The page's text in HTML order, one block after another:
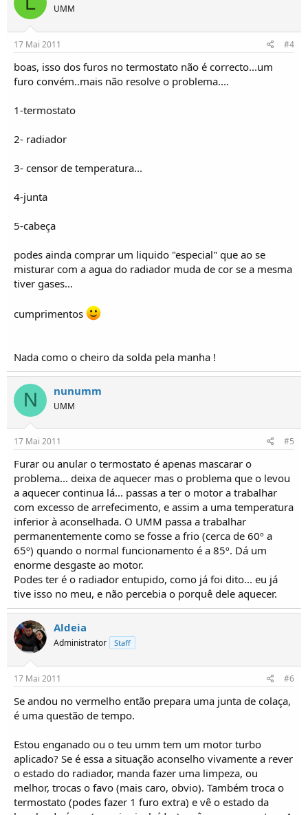
UMM
17 Mai 2011 #4
boas, isso dos furos no termostato não é correcto...um
furo convém..mais não resolve o problema....
1-termostato
2- radiador
3- censor de temperatura...
4-junta
5-cabeça
podes ainda comprar um liquido "especial" que ao se
misturar com a agua do radiador muda de cor se a mesma
tiver gases...
cumprimentos
Nada como o cheiro da solda pela manha !
N nunumm
UMM
17 Mai 2011 #5
Furar ou anular o termostato é apenas mascarar o
problema... deixa de aquecer mas o problema que o levou
a aquecer continua lá... passas a ter o motor a trabalhar
com excesso de arrefecimento, e assim a uma temperatura
inferior à aconselhada. O UMM passa a trabalhar
permanentemente como se fosse a frio (cerca de 60º a
65º) quando o normal funcionamento é a 85º. Dá um
enorme desgaste ao motor.
Podes ter é o radiador entupido, como já foi dito... eu já
tive isso no meu, e não percebia o porquê dele aquecer.
Aldeia
Administrator Staff
17 Mai 2011 #6
Se andou no vermelho então prepara uma junta de colaça,
é uma questão de tempo.
Estou enganado ou o teu umm tem um motor turbo
aplicado? Se é essa a situação aconselho vivamente a rever
o estado do radiador, manda fazer uma limpeza, ou
melhor, trocas o favo (mais caro, obvio). Também troca o
termostato (podes fazer 1 furo extra) e vê o estado da